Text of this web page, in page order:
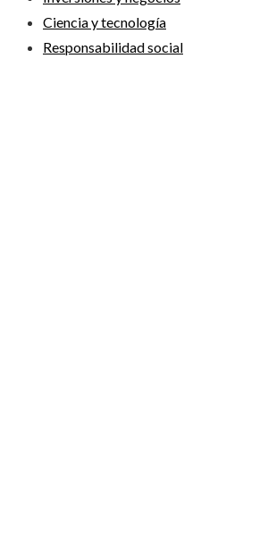
Ciencia y tecnología
Responsabilidad social